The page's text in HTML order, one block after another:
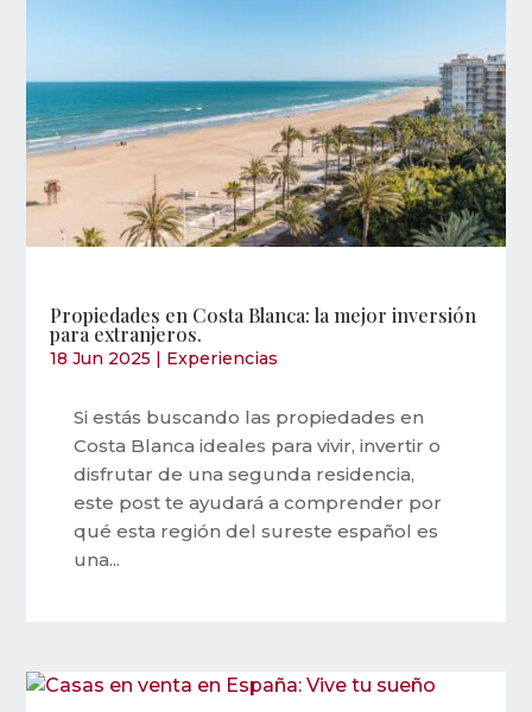
Propiedades en Costa Blanca: la mejor inversión
para extranjeros.
18 Jun 2025 | Experiencias
Si estás buscando las propiedades en
Costa Blanca ideales para vivir, invertir o
disfrutar de una segunda residencia,
este post te ayudará a comprender por
qué esta región del sureste español es
una...